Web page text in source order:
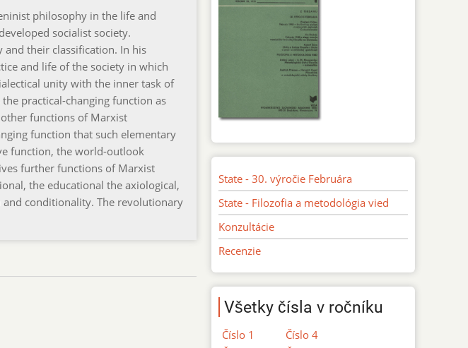
philosophy in the life and
socialist society.
their classification. In his
and life of the society in which
unity with the inner task of
practical-changing function as
functions of Marxist
function that such elementary
function, the world-outlook
further functions of Marxist
the educational the axiological,
conditionality. The revolutionary
State - 30. výročie Februára
State - Filozofia a metodológia vied
Konzultácie
Recenzie
Všetky čísla v ročníku
Číslo 1
Číslo 4